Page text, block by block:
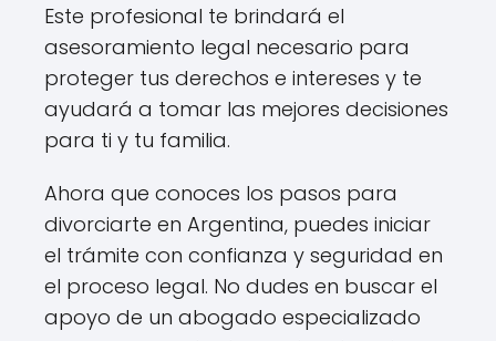
Este profesional te brindará el
asesoramiento legal necesario para
proteger tus derechos e intereses y te
ayudará a tomar las mejores decisiones
para ti y tu familia.
Ahora que conoces los pasos para
divorciarte en Argentina, puedes iniciar
el trámite con confianza y seguridad en
el proceso legal. No dudes en buscar el
apoyo de un abogado especializado